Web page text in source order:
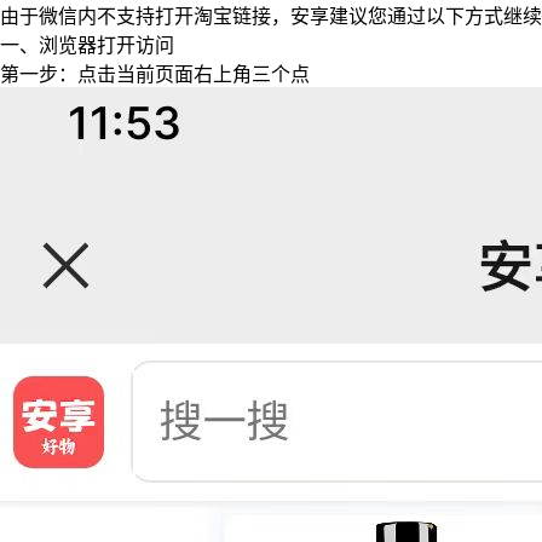
由于微信内不支持打开淘宝链接，安享建议您通过以下方式继
一、浏览器打开访问
第一步：点击当前页面右上角三个点